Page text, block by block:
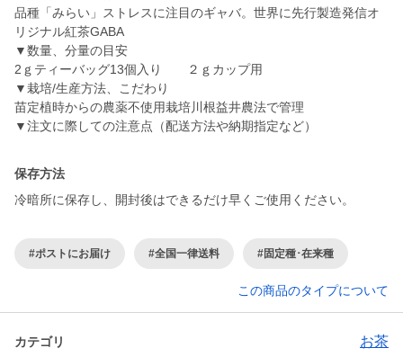
品種「みらい」ストレスに注目のギャバ。世界に先行製造発信オ
リジナル紅茶GABA
▼数量、分量の目安
2ｇティーバッグ13個入り ２ｇカップ用
▼栽培/生産方法、こだわり
苗定植時からの農薬不使用栽培川根益井農法で管理
▼注文に際しての注意点（配送方法や納期指定など）
保存方法
冷暗所に保存し、開封後はできるだけ早くご使用ください。
#ポストにお届け #全国一律送料 #固定種･在来種
この商品のタイプについて
カテゴリ お茶